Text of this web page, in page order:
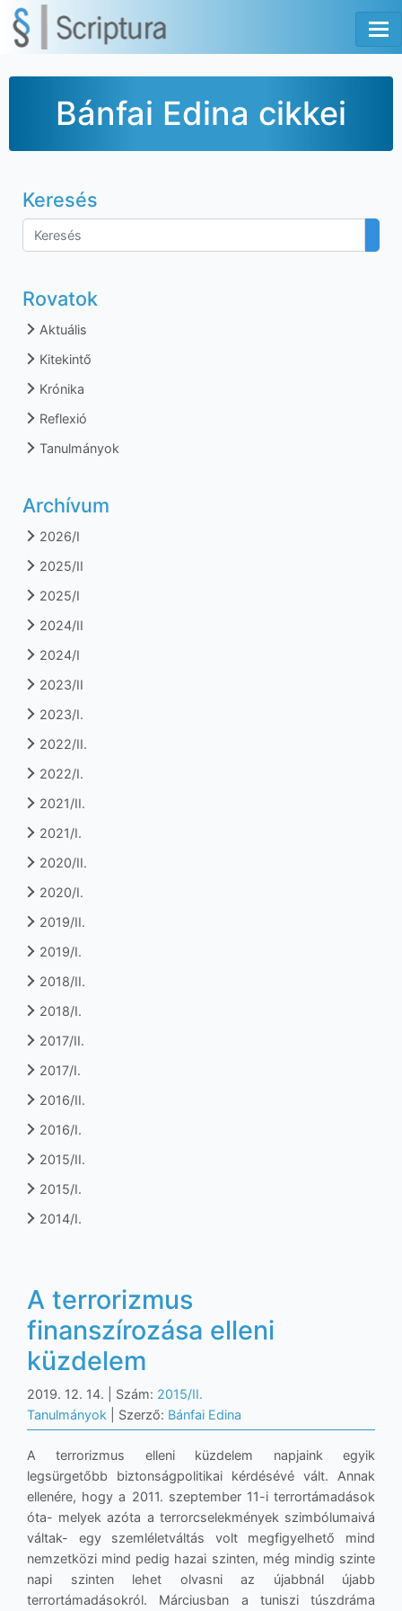
Bánfai Edina cikkei
Keresés
Rovatok
Aktuális
Kitekintő
Krónika
Reflexió
Tanulmányok
Archívum
2026/I
2025/II
2025/I
2024/II
2024/I
2023/II
2023/I.
2022/II.
2022/I.
2021/II.
2021/I.
2020/II.
2020/I.
2019/II.
2019/I.
2018/II.
2018/I.
2017/II.
2017/I.
2016/II.
2016/I.
2015/II.
2015/I.
2014/I.
A terrorizmus
finanszírozása elleni
küzdelem
2019. 12. 14. | Szám: 2015/II.
Tanulmányok | Szerző: Bánfai Edina
A terrorizmus elleni küzdelem napjaink egyik
legsürgetőbb biztonságpolitikai kérdésévé vált. Annak
ellenére, hogy a 2011. szeptember 11-i terrortámadások
óta- melyek azóta a terrorcselekmények szimbólumaivá
váltak- egy szemléletváltás volt megfigyelhető mind
nemzetközi mind pedig hazai szinten, még mindig szinte
napi szinten lehet olvasni az újabbnál újabb
terrortámadásokról. Márciusban a tuniszi túszdráma